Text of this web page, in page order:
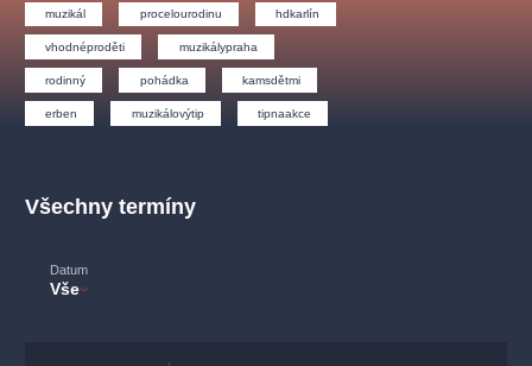
muzikál procelourodinu hdkarlín
vhodnéproděti muzikálypraha
rodinný pohádka kamsdětmi
erben muzikálovýtip tipnaakce
Všechny termíny
Datum
Vše
Ostatní hledají
muzikálypraha
Nejnavštěvovanější
národnídivadlo činohra